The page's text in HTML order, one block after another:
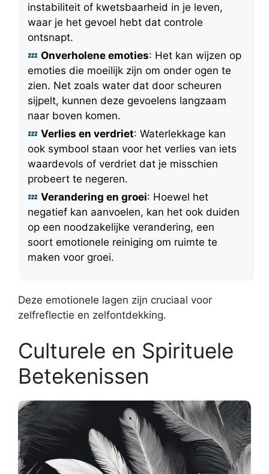
instabiliteit of kwetsbaarheid in je leven,
waar je het gevoel hebt dat controle
ontsnapt.
Onverholene emoties: Het kan wijzen op
emoties die moeilijk zijn om onder ogen te
zien. Net zoals water dat door scheuren
sijpelt, kunnen deze gevoelens langzaam
naar boven komen.
Verlies en verdriet: Waterlekkage kan
ook symbool staan voor het verlies van iets
waardevols of verdriet dat je misschien
probeert te negeren.
Verandering en groei: Hoewel het
negatief kan aanvoelen, kan het ook duiden
op een noodzakelijke verandering, een
soort emotionele reiniging om ruimte te
maken voor groei.
Deze emotionele lagen zijn cruciaal voor
zelfreflectie en zelfontdekking.
Culturele en Spirituele
Betekenissen